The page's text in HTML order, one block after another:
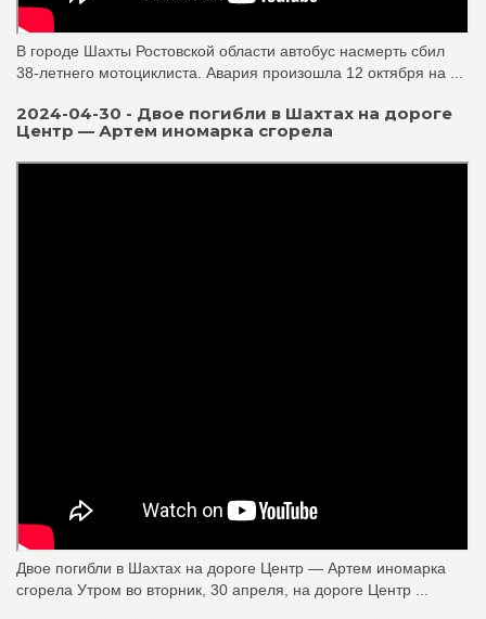
В городе Шахты Ростовской области автобус насмерть сбил
38-летнего мотоциклиста. Авария произошла 12 октября на ...
2024-04-30 - Двое погибли в Шахтах на дороге
Центр — Артем иномарка сгорела
Двое погибли в Шахтах на дороге Центр — Артем иномарка
сгорела Утром во вторник, 30 апреля, на дороге Центр ...